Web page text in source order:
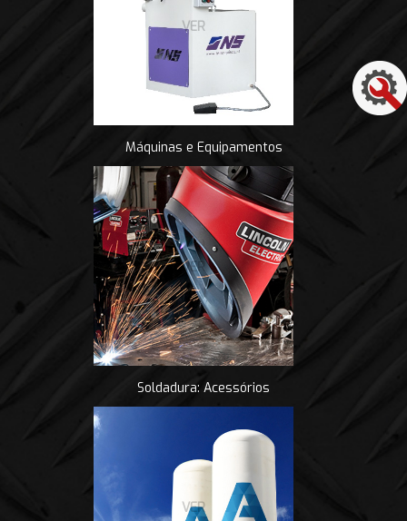
VER
Máquinas e Equipamentos
VER
Soldadura: Acessórios
VER